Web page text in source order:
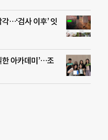
…‘검사 이후’ 잇
한 아카데미’…조